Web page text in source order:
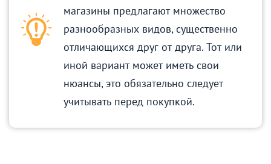
магазины предлагают множество
разнообразных видов, существенно
отличающихся друг от друга. Тот или
иной вариант может иметь свои
нюансы, это обязательно следует
учитывать перед покупкой.